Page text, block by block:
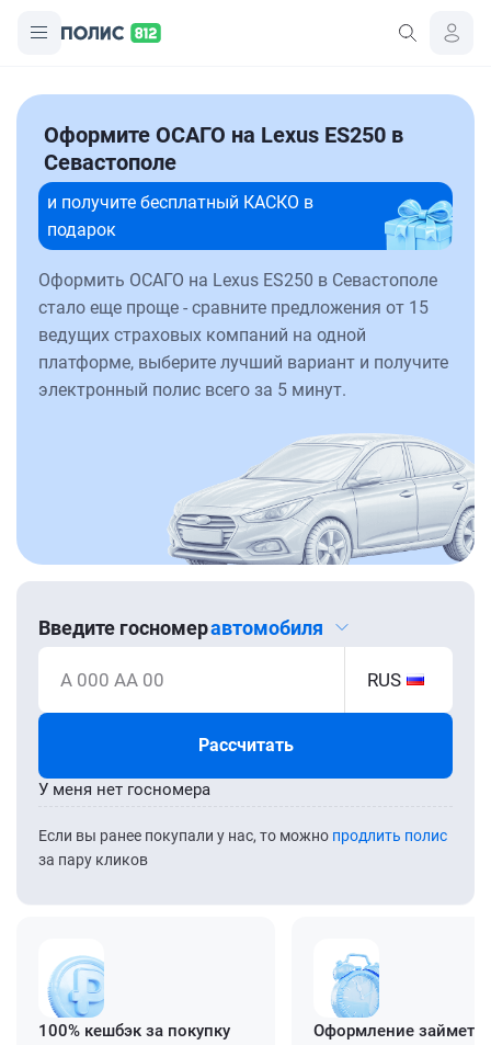
Оформите ОСАГО на Lexus ES250 в
Севастополе
и получите бесплатный КАСКО в
подарок
Оформить ОСАГО на Lexus ES250 в Севастополе
стало еще проще - сравните предложения от 15
ведущих страховых компаний на одной
платформе, выберите лучший вариант и получите
электронный полис всего за 5 минут.
Введите госномеравтомобиля
А 000 АА 00 RUS
Рассчитать
Если вы ранее покупали у нас, то можно продлить полис
за пару кликов
У меня нет госномера
100% кешбэк за покупку
Оформление займет